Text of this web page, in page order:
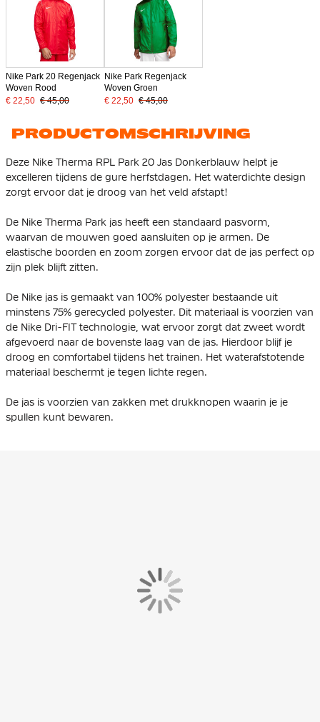
Nike Park 20 Regenjack
Woven Rood
€ 22,50 € 45,00
Nike Park Regenjack
Woven Groen
€ 22,50 € 45,00
PRODUCTOMSCHRIJVING
Deze Nike Therma RPL Park 20 Jas Donkerblauw helpt je
excelleren tijdens de gure herfstdagen. Het waterdichte design
zorgt ervoor dat je droog van het veld afstapt!
De Nike Therma Park jas heeft een standaard pasvorm,
waarvan de mouwen goed aansluiten op je armen. De
elastische boorden en zoom zorgen ervoor dat de jas perfect op
zijn plek blijft zitten.
De Nike jas is gemaakt van 100% polyester bestaande uit
minstens 75% gerecycled polyester. Dit materiaal is voorzien van
de Nike Dri-FIT technologie, wat ervoor zorgt dat zweet wordt
afgevoerd naar de bovenste laag van de jas. Hierdoor blijf je
droog en comfortabel tijdens het trainen. Het waterafstotende
materiaal beschermt je tegen lichte regen.
De jas is voorzien van zakken met drukknopen waarin je je
spullen kunt bewaren.